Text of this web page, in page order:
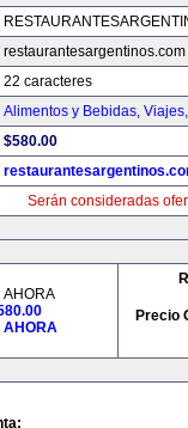
restaurantesargentinos.com
22 caracteres
Alimentos y Bebidas,
$580.00
Serán consideradas
AHORA
AHORA
Precio